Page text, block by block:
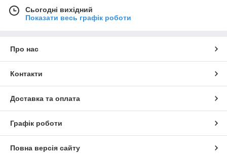
Сьогодні вихідний
Показати весь графік роботи
Про нас
Контакти
Доставка та оплата
Графік роботи
Повна версія сайту